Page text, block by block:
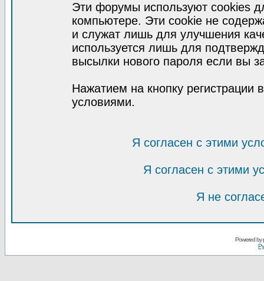
Эти форумы используют cookies
компьютере. Эти cookie не
и служат лишь для улучшения
используется лишь для
высылки нового пароля если вы
Нажатием на кнопку регистрации
условиями.
Я согласен с этими
Я согласен с этими
Я не
Powered by